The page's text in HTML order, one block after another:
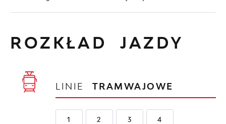
ROZKŁAD JAZDY
LINIE TRAMWAJOWE
1 2 3 4